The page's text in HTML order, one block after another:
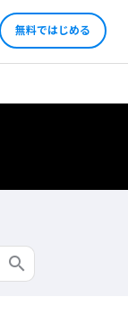
無料ではじめる